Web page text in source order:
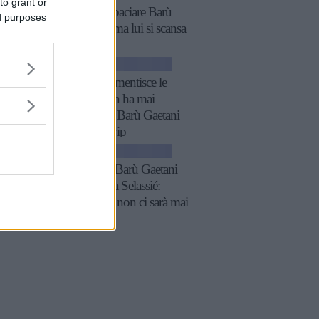
purposes
prova a baciare Barù
Gaetani ma lui si scansa
Noemi smentisce le
voci, non ha mai
diffidato Barù Gaetani
del GF vip
GF vip, Barù Gaetani
su Jessica Selassié:
“Con lei non ci sarà mai